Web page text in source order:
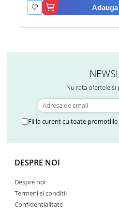
Nu rata ofertele
Fii la curent cu toate
DESPRE NOI
Despre noi
Termeni si conditii
Confidentialitate